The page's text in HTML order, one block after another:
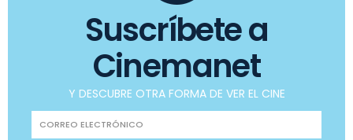
Suscríbete a
Cinemanet
Y DESCUBRE OTRA FORMA DE VER EL CINE